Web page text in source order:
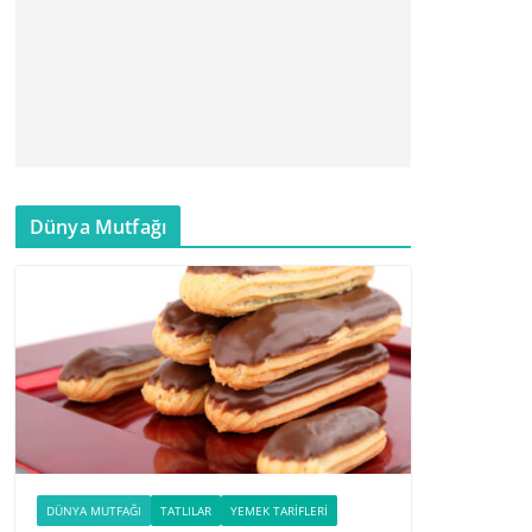
Dünya Mutfağı
DÜNYA MUTFAĞI TATLILAR YEMEK TARIFLERI